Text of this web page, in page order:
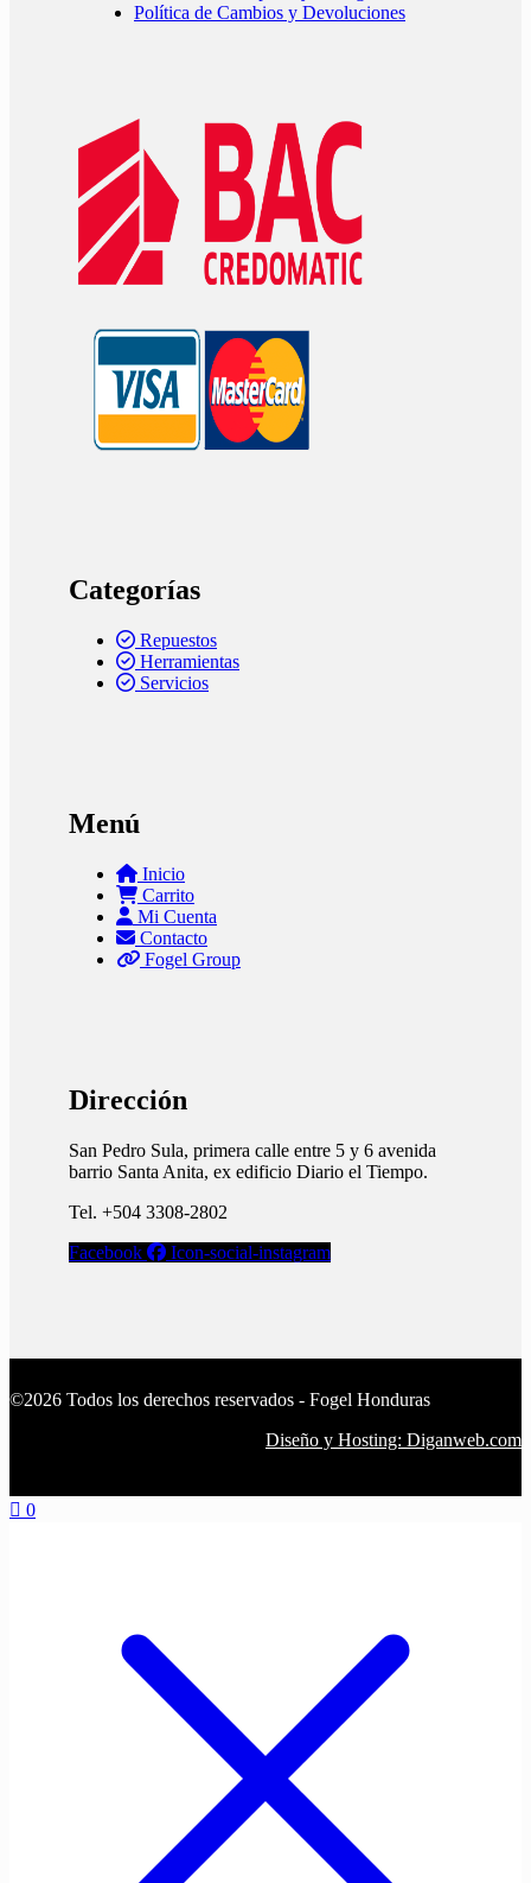
Política de Cambios y Devoluciones
Categorías
Repuestos
Herramientas
Servicios
Menú
Inicio
Carrito
Mi Cuenta
Contacto
Fogel Group
Dirección
San Pedro Sula, primera calle entre 5 y 6 avenida
barrio Santa Anita, ex edificio Diario el Tiempo.​
Tel. +504 3308-2802
Facebook
Icon-social-instagram
©2026 Todos los derechos reservados - Fogel Honduras
Diseño y Hosting: Diganweb.com
0